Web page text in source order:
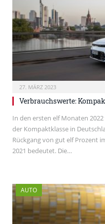
27. MÄRZ 2023
Verbrauchswerte:
In den ersten elf Monaten
der Kompaktklasse in
Rückgang von gut elf Prozent
2021 bedeutet. Die…
AUTO